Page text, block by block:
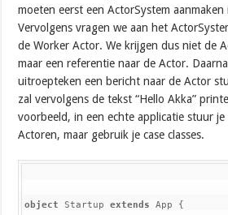
moeten eerst een ActorSystem
Vervolgens vragen we aan het
de Worker Actor. We krijgen dus niet de
maar een referentie naar de Actor.
uitroepteken een bericht naar de Actor
zal vervolgens de tekst “Hello Akka”
voorbeeld, in een echte applicatie stuur
Actoren, maar gebruik je case classes.
object Startup extends App {